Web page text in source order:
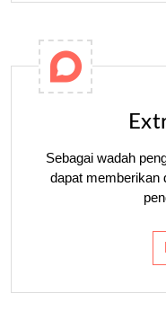
Sebagai wadah
dapat memberikan